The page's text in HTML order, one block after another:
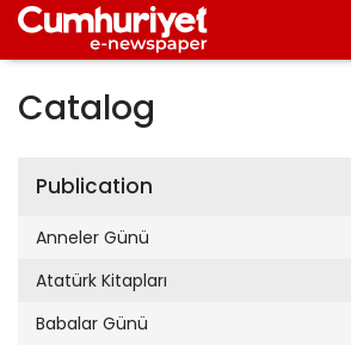
Catalog
Publication
Anneler Günü
Atatürk Kitapları
Babalar Günü